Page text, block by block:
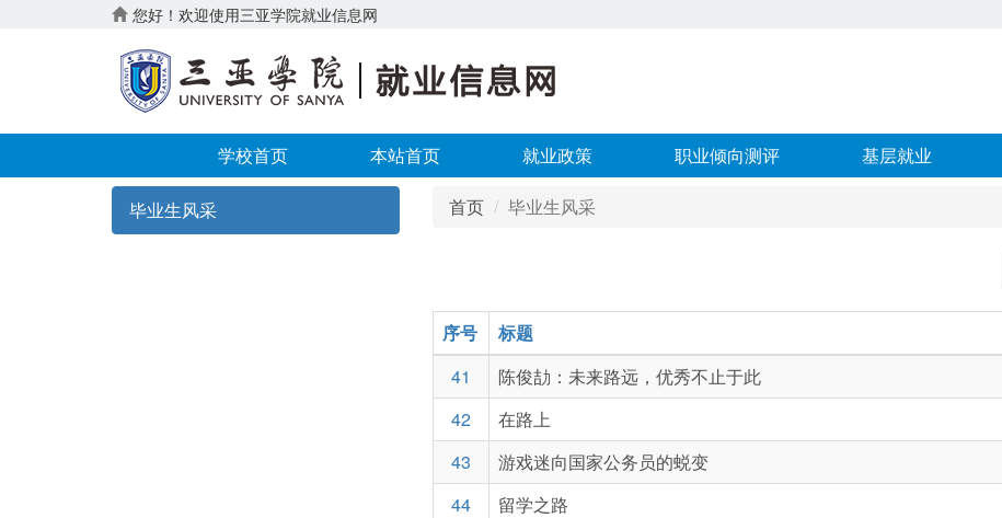
您好！欢迎使用三亚学院就业信息网
学校首页 本站首页 就业政策 职业倾向测评 基层就业
毕业生风采 首页 毕业生风采
序号 标题
41
陈俊劼：未来路远，优秀不止于此
42
在路上
43
游戏迷向国家公务员的蜕变
44
留学之路